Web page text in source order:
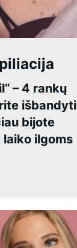
– 4 rankų
išbandyti
bijote
ilgoms